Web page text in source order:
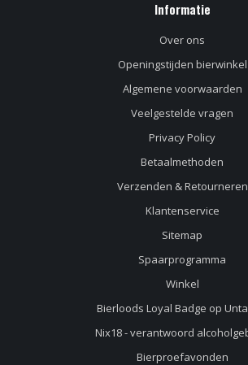
Informatie
Over ons
Openingstijden bierwinkel
Algemene voorwaarden
Veelgestelde vragen
Privacy Policy
Betaalmethoden
Verzenden & Retourneren
Klantenservice
Sitemap
Spaarprogramma
Winkel
Bierloods Loyal Badge op
Nix18 - verantwoord
Bierproefavonden